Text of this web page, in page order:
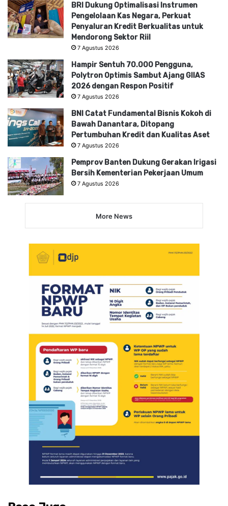
BRI Dukung Optimalisasi Instrumen
Pengelolaan Kas Negara, Perkuat
Penyaluran Kredit Berkualitas untuk
Mendorong Sektor Riil
7 Agustus 2026
Hampir Sentuh 70.000 Pengguna,
Polytron Optimis Sambut Ajang GIIAS
2026 dengan Respon Positif
7 Agustus 2026
BNI Catat Fundamental Bisnis Kokoh di
Bawah Danantara, Ditopang
Pertumbuhan Kredit dan Kualitas Aset
7 Agustus 2026
Pemprov Banten Dukung Gerakan Irigasi
Bersih Kementerian Pekerjaan Umum
7 Agustus 2026
More News